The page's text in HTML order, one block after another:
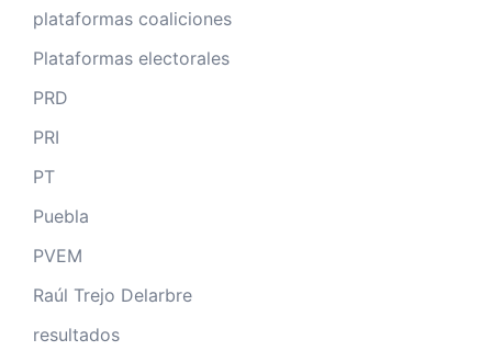
plataformas coaliciones
Plataformas electorales
PRD
PRI
PT
Puebla
PVEM
Raúl Trejo Delarbre
resultados